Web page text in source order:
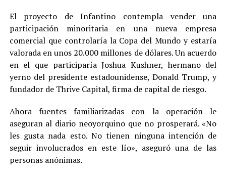
El proyecto de Infantino contempla vender una
participación minoritaria en una nueva empresa
comercial que controlaría la Copa del Mundo y estaría
valorada en unos 20.000 millones de dólares. Un acuerdo
en el que participaría Joshua Kushner, hermano del
yerno del presidente estadounidense, Donald Trump, y
fundador de Thrive Capital, firma de capital de riesgo.
Ahora fuentes familiarizadas con la operación le
aseguran al diario neoyorquino que no prosperará. «No
les gusta nada esto. No tienen ninguna intención de
seguir involucrados en este lío», aseguró una de las
personas anónimas.